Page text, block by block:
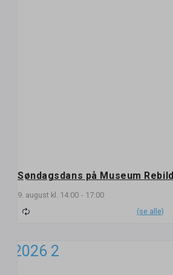
Søndagsdans på Museum Rebild
9. august kl. 14:00 - 17:00